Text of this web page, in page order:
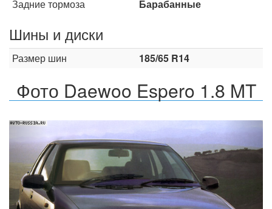
Задние тормоза Барабанные
Шины и диски
Размер шин 185/65 R14
Фото Daewoo Espero 1.8 MT
Назад